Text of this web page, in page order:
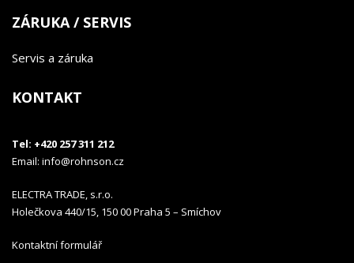
ZÁRUKA / SERVIS
Servis a záruka
KONTAKT
Tel: +420 257 311 212
Email: info@rohnson.cz
ELECTRA TRADE, s.r.o.
Holečkova 440/15, 150 00 Praha 5 – Smíchov
Kontaktní formulář